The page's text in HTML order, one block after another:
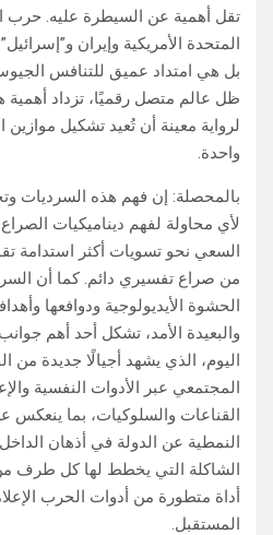
تقل أهمية عن السيطرة عليه. حرب
المتحدة الأمريكية وإيران
بل هي امتداد عميق للتنافس
ظل عالم متصل رقميًا، تزداد
لرواية معينة أن تُعيد تشكيل
واحدة.
بالمحصلة: إن فهم هذه السرديات
لأي محاولة لفهم ديناميكيات
السعي نحو تسويات أكثر استدامة
من صراع تفسيري دائم. كما أن
الحشوة الأيديولوجية ودوافعها
والبعيدة الأمد، تشكل أحد أهم
اليوم، الذي يشهد أجيالًا جديدة
المجتمعي عبر الأدوات النفسية
القناعات والسلوكيات، بما ينعكس
النمطية عن الدولة في أذهان
الشاكلة التي يخطط لها كل طرف
أداة متطورة من أدوات الحرب
المستقبل.